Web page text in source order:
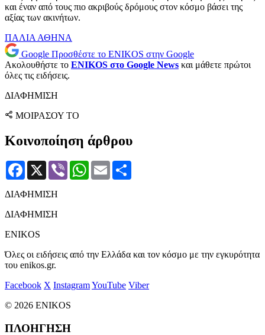
και έναν από τους πιο ακριβούς δρόμους στον κόσμο βάσει της
αξίας των ακινήτων.
ΠΑΛΙΑ ΑΘΗΝΑ
Google Προσθέστε το ENIKOS στην Google
Ακολουθήστε το ENIKOS στο Google News και μάθετε πρώτοι
όλες τις ειδήσεις.
ΔΙΑΦΗΜΙΣΗ
ΜΟΙΡΑΣΟΥ ΤΟ
Κοινοποίηση άρθρου
Facebook
X Viber WhatsApp
Email
ΔΙΑΦΗΜΙΣΗ
ΔΙΑΦΗΜΙΣΗ
ENIKOS
Όλες οι ειδήσεις από την Ελλάδα και τον κόσμο με την εγκυρότητα
του enikos.gr.
Facebook X InstagramYouTube Viber
© 2026 ENIKOS
ΠΛΟΗΓΗΣΗ